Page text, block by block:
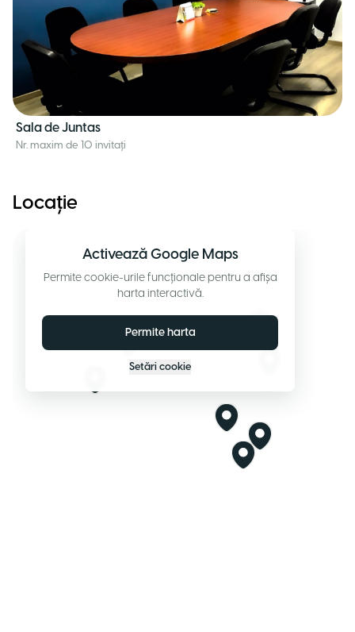
Sala de Juntas
Nr. maxim de 10 invitați
Locație
Activează Google Maps
Permite cookie-urile funcționale pentru a afișa
harta interactivă.
Permite harta
Setări cookie